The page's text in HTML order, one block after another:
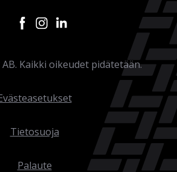
AB. Kaikki oikeudet pidätetään.
Tietosuoja
Palaute